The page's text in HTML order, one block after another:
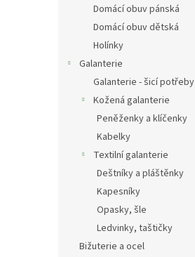
Domácí obuv pánská
Domácí obuv dětská
Holínky
Galanterie
Galanterie - šicí potřeby
Kožená galanterie
Peněženky a klíčenky
Kabelky
Textilní galanterie
Deštníky a pláštěnky
Kapesníky
Opasky, šle
Ledvinky, taštičky
Bižuterie a ocel